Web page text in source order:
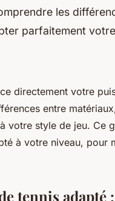
les
parfaitement
directement votre
entre
votre style de jeu. Ce
à votre niveau, pour
tennis